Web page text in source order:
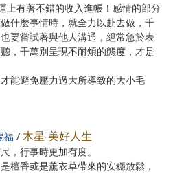
上有著不錯的收入進帳！感情的部分
什麼事情時，就全力以赴去做，千
要嘗試著與他人溝通，經常急於表
，千萬別呈現不耐煩的態度，才是
能避免壓力過大所導致的大小毛
福 / 木星-美好人生
，行事時更加有度。
檀香或是薰衣草帶來的安穩放鬆，